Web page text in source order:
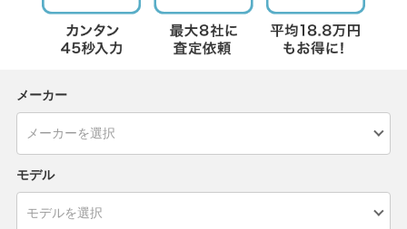
メーカー
モデル